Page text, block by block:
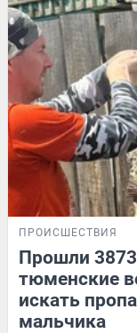
ПРОИСШЕСТВИЯ
Прошли
тюменские
искать
мальчика